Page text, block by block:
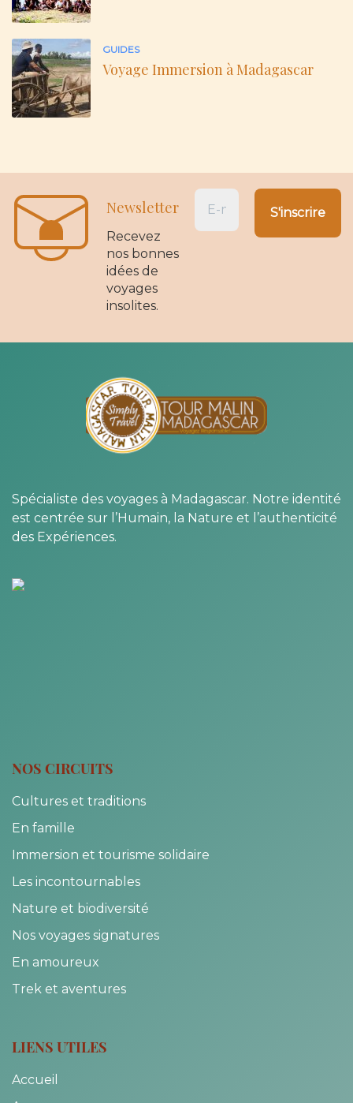
GUIDES
Voyage Immersion à Madagascar
Newsletter
Recevez
nos bonnes
idées de
voyages
insolites.
Spécialiste des voyages à Madagascar. Notre identité
est centrée sur l’Humain, la Nature et l’authenticité
des Expériences.
NOS CIRCUITS
Cultures et traditions
En famille
Immersion et tourisme solidaire
Les incontournables
Nature et biodiversité
Nos voyages signatures
En amoureux
Trek et aventures
LIENS UTILES
Accueil